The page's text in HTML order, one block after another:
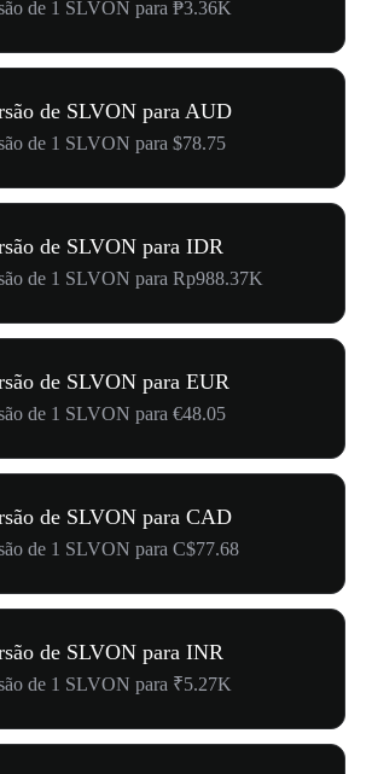
de 1 SLVON para ₱3.36K
de SLVON para AUD
de 1 SLVON para $78.75
de SLVON para IDR
de 1 SLVON para Rp988.37K
de SLVON para EUR
de 1 SLVON para €48.05
de SLVON para CAD
de 1 SLVON para C$77.68
de SLVON para INR
de 1 SLVON para ₹5.27K